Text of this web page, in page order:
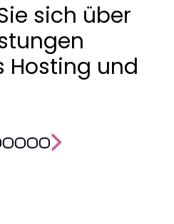
sich über
Hosting und